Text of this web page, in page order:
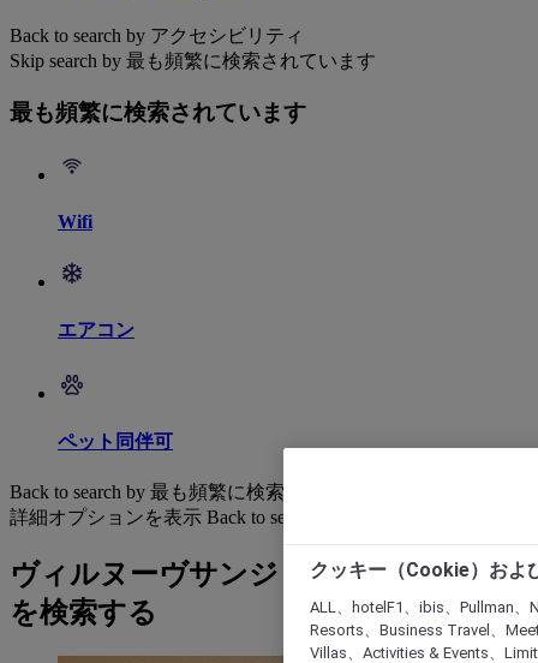
Back to search by アクセシビリティ
Skip search by 最も頻繁に検索されています
最も頻繁に検索されています
Wifi
エアコン
ペット同伴可
Back to search by 最も頻繁に検索されています
詳細オプションを表示 Back to search by categories
ヴィルヌーヴサンジョルジュ: ホテル
を検索する
クッキー（Cookie）およ
ALL、hotelF1、ibis、Pullman
Resorts、Business Travel、
Villas、Activities & Events、